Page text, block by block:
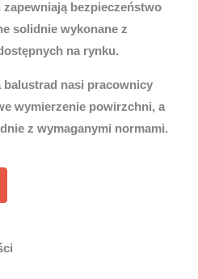
bezpieczeństwo
solidnie wykonane z
na rynku.
balustrad nasi pracownicy
wymierzenie powirzchni, a
z wymaganymi normami.